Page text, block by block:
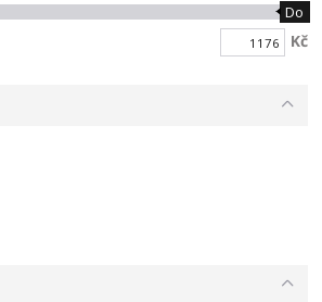
Do
Kč